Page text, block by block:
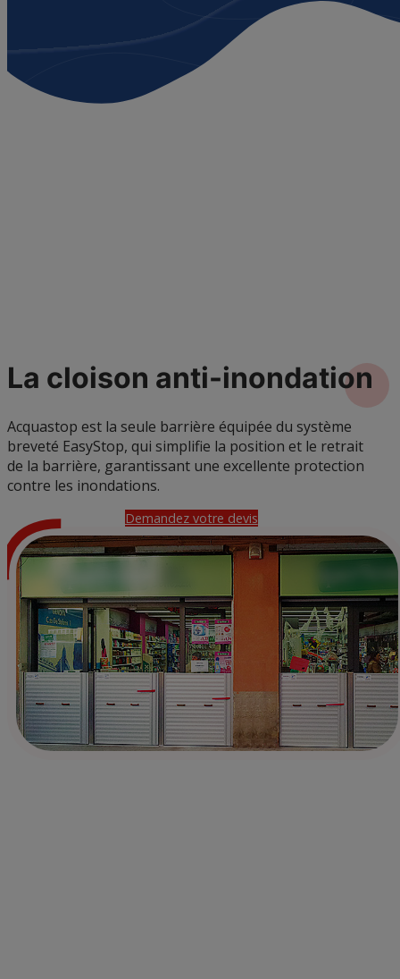
La cloison anti-inondation
Acquastop est la seule barrière équipée du système
breveté EasyStop, qui simplifie la position et le retrait
de la barrière, garantissant une excellente protection
contre les inondations.
Demandez votre devis